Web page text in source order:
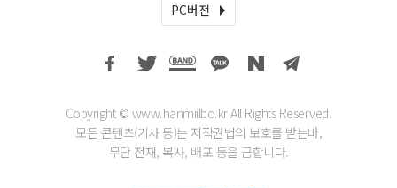
PC버전
Copyright © www.hanmiilbo.kr All Rights Reserved.
모든 콘텐츠(기사 등)는 저작권법의 보호를 받는바,
무단 전재, 복사, 배포 등을 금합니다.